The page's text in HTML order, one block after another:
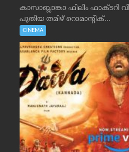
കാസാബ്ലാങ്കാ ഫിലിം ഫാക്ടറി
പുതിയ തമിഴ് റൊമാന്റിക്...
CINEMA